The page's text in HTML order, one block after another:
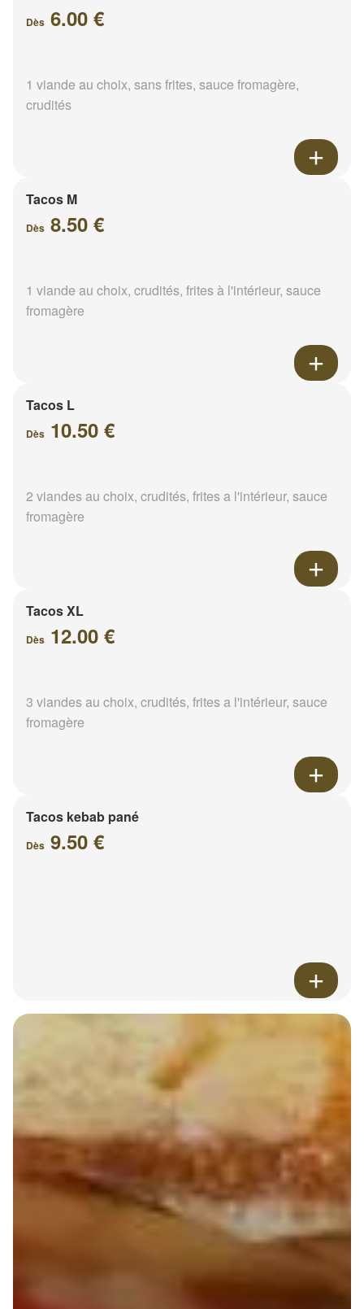
Dès 6.00 €
1 viande au choix, sans frites, sauce fromagère,
crudités
Tacos M
Dès 8.50 €
1 viande au choix, crudités, frites à l'intérieur, sauce
fromagère
Tacos L
Dès 10.50 €
2 viandes au choix, crudités, frites a l'intérieur, sauce
fromagère
Tacos XL
Dès 12.00 €
3 viandes au choix, crudités, frites a l'intérieur, sauce
fromagère
Tacos kebab pané
Dès 9.50 €